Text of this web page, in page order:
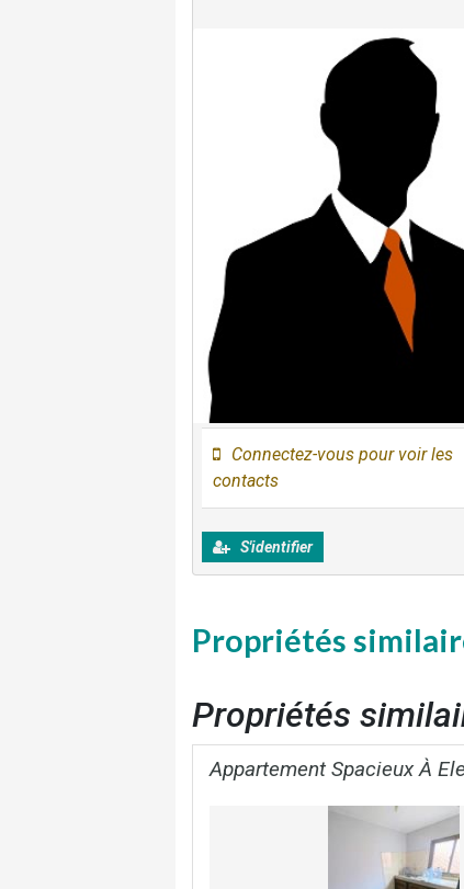
Connectez-vous pour voir les
contacts
S'identifier
Propriétés
Propriétés
Appartement Spacieux À